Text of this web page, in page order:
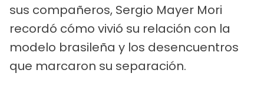
sus compañeros, Sergio Mayer Mori
recordó cómo vivió su relación con la
modelo brasileña y los desencuentros
que marcaron su separación.